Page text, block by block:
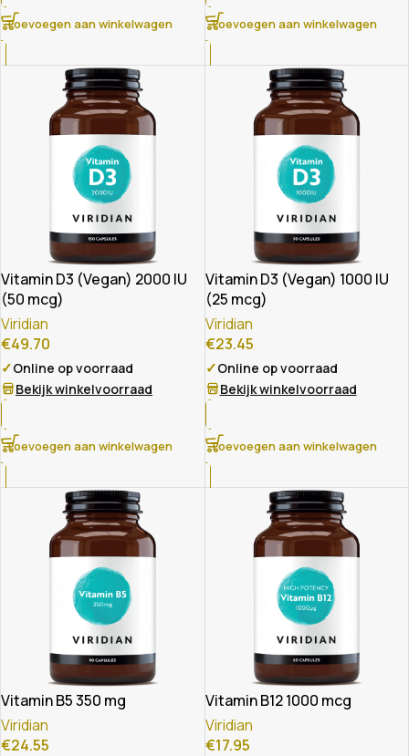
Toevoegen aan winkelwagen Toevoegen aan winkelwagen
Vitamin D3 (Vegan) 2000 IU
(50 mcg)
Viridian
€49.70
✓Online op voorraad
Bekijk winkelvoorraad
Toevoegen aan winkelwagen
Vitamin D3 (Vegan) 1000 IU
(25 mcg)
Viridian
€23.45
✓Online op voorraad
Bekijk winkelvoorraad
Toevoegen aan winkelwagen
Vitamin B5 350 mg
Viridian
€24.55
Vitamin B12 1000 mcg
Viridian
€17.95